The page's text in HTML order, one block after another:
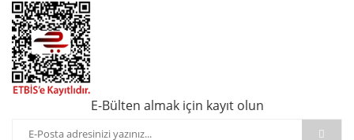
E-Bülten almak için kayıt olun